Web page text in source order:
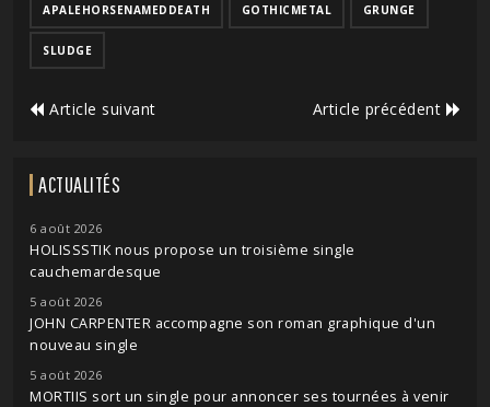
APALEHORSENAMEDDEATH GOTHICMETAL GRUNGE
SLUDGE
Article suivant Article précédent
ACTUALITÉS
6 août 2026
HOLISSSTIK nous propose un troisième single
cauchemardesque
5 août 2026
JOHN CARPENTER accompagne son roman graphique d'un
nouveau single
5 août 2026
MORTIIS sort un single pour annoncer ses tournées à venir